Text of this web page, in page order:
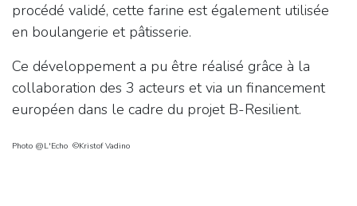
procédé validé, cette farine est également utilisée
en boulangerie et pâtisserie.
Ce développement a pu être réalisé grâce à la
collaboration des 3 acteurs et via un financement
européen dans le cadre du projet B-Resilient.
Photo @L'Echo ©Kristof Vadino